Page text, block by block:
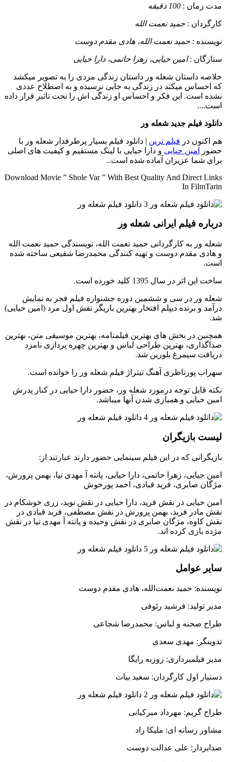
مدت زمان : 100 دقیقه
کارگردان : حمید نعمت الله
نويسنده : حمید نعمت الله، هادی مقدم دوست
ستارگان :امین حیایی، زهرا حاتمی، دارا حیایی
خلاصه داستان شعله ور داستان زندگی مردی را به تصویر میکشد
که احساس میکند در زندگی به جایی نرسیده و به اصطلاح عددی
نشده است. این فکر و احساس او زندگی اش را تحت تاثیر قرار داده
است....
دانلود فیلم جدید شعله ور
هم اکنون در فیلم ترین | دانلود فیلم بسیار پرطرفدار شعله ور با
حضور
امین حیایی و دارا حیایی با لینک مستقیم و کیفیت های اصلی
برای شما عزیزان آماده شده است..
Download Movie ” Shole Var ” With Best Quality And Direct Links
In FilmTarin
درباره فیلم ایرانی شعله ور
شعله ور به کارگردانی حمید نعمت الله، نویسندگی حمید نعمت الله
و هادی مقدم دوست و تهیه کنندگی محمدرضا شفیعی ساخته شده
است.
ساخت این اثر در سال 1395 کلید خورده است.
شعله ور در سی و ششمین دوره جشنواره فیلم فجر به نمایش
درآمد و برنده دیپلم افتخار بهترین بازیگر نقش اول مرد (امین حیایی)
شد.
همچنین در بخش های بهترین فیلمنامه، بهترین موسیقی متن، بهترین
صداگذاری، بهترین طراحی لباس و بهترین چهره پردازی نامزد
دریافت سیمرغ بلورین شد.
سهراب پورناظری آهنگ تیتراژ فیلم شعله ور را خوانده است.
نکته قابل توجه درمورد شعله ور، حضور دارا حیایی در کنار پدرش
امین حیایی و همبازی شدن آنها میباشد.
لیست بازیگران
بازیگرانی که در این فیلم سینمایی حضور دارند عبارتند از:
امین حیایی، زهرا حاتمی، دارا حیایی، پانته آ مهدی نیا، بهمن پرورش،
مژگان صابری، فرید قبادی، احمد پورخوش
امین حیایی در نقش فرید، دارا حیایی در نقش نوید، زری خوشکام در
نقش مادر فرید، بهمن پرورش در نقش مصطفی، فربد قبادی در
نقش کاوه، مژگان صابری در نقش وحیده و پانته آ مهدی نیا در نقش
مژده بازی کرده اند.
سایر عوامل
نویسنده: حمید نعمت‌الله، هادی مقدم دوست
مدیر تولید: فرشید رئوفی
طراح صحنه و لباس: محمدرضا شجاعی
تدوینگر: مهدی سعدی
مدیر فیلمبرداری: روزبه رایگا
دستیار اول کارگردان: سعید بیات
طراح گریم: مهرداد میرکیانی
مشاور رسانه ای: ملیکا راد
صدابردار: علی عدالت دوست